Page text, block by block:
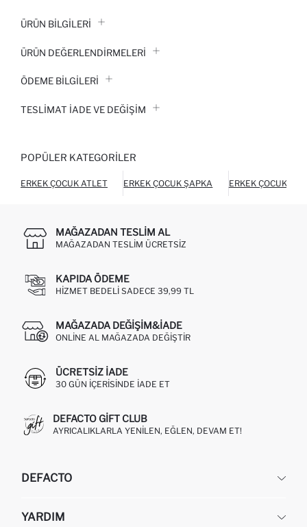
ÜRÜN BILGILERI
ÜRÜN DEĞERLENDİRMELERİ
ÖDEME BİLGİLERİ
TESLIMAT İADE VE DEĞIŞIM
POPÜLER KATEGORILER
ERKEK ÇOCUK ATLET ERKEK ÇOCUK ŞAPKA ERKEK ÇOCUK
MAĞAZADAN TESLIM AL
MAĞAZADAN TESLIM ÜCRETSIZ
KAPIDA ÖDEME
HIZMET BEDELI SADECE 39,99 TL
MAĞAZADA DEĞIŞIM&İADE
ONLINE AL MAĞAZADA DEĞIŞTIR
ÜCRETSIZ IADE
30 GÜN IÇERISINDE IADE ET
DEFACTO GIFT CLUB
AYRICALIKLARLA YENILEN, EĞLEN, DEVAM ET!
DEFACTO
HAKKIMIZDA
YARDIM